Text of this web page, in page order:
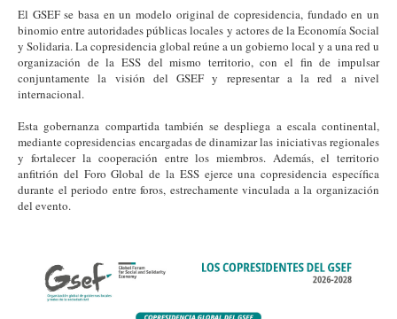
El GSEF se basa en un modelo original de copresidencia, fundado en un
binomio entre autoridades públicas locales y actores de la Economía Social
y Solidaria. La copresidencia global reúne a un gobierno local y a una red u
organización de la ESS del mismo territorio, con el fin de impulsar
conjuntamente la visión del GSEF y representar a la red a nivel
internacional.
Esta gobernanza compartida también se despliega a escala continental,
mediante copresidencias encargadas de dinamizar las iniciativas regionales
y fortalecer la cooperación entre los miembros. Además, el territorio
anfitrión del Foro Global de la ESS ejerce una copresidencia específica
durante el periodo entre foros, estrechamente vinculada a la organización
del evento.